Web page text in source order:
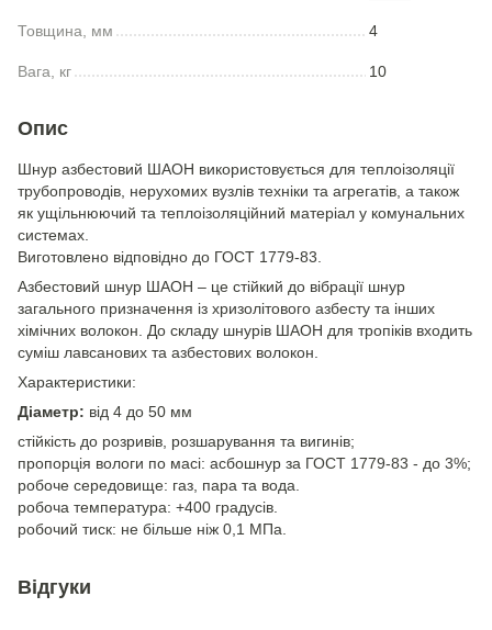
Товщина, мм 4
Вага, кг 10
Опис
Шнур азбестовий ШАОН використовується для теплоізоляції
трубопроводів, нерухомих вузлів техніки та агрегатів, а також
як ущільнюючий та теплоізоляційний матеріал у комунальних
системах.
Виготовлено відповідно до ГОСТ 1779-83.
Азбестовий шнур ШАОН – це стійкий до вібрації шнур
загального призначення із хризолітового азбесту та інших
хімічних волокон. До складу шнурів ШАОН для тропіків входить
суміш лавсанових та азбестових волокон.
Характеристики:
Діаметр: від 4 до 50 мм
стійкість до розривів, розшарування та вигинів;
пропорція вологи по масі: асбошнур за ГОСТ 1779-83 - до 3%;
робоче середовище: газ, пара та вода.
робоча температура: +400 градусів.
робочий тиск: не більше ніж 0,1 МПа.
Відгуки